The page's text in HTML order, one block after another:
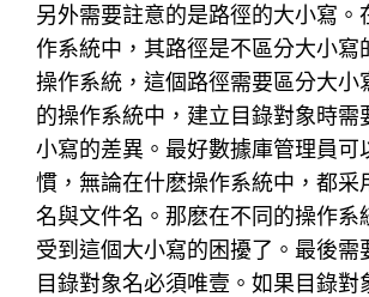
另外需要註意的是路徑的大小寫
作系統中，其路徑是不區分大小寫
操作系統，這個路徑需要區分大小
的操作系統中，建立目錄對象時需
小寫的差異。最好數據庫管理員可
慣，無論在什麽操作系統中，都采
名與文件名。那麽在不同的操作系
受到這個大小寫的困擾了。最後需
目錄對象名必須唯壹。如果目錄對